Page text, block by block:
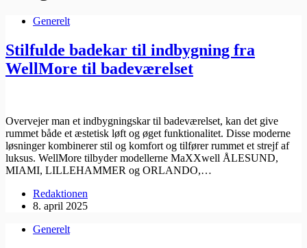
Generelt
Stilfulde badekar til indbygning fra
WellMore til badeværelset
Overvejer man et indbygningskar til badeværelset, kan det give
rummet både et æstetisk løft og øget funktionalitet. Disse moderne
løsninger kombinerer stil og komfort og tilfører rummet et strejf af
luksus. WellMore tilbyder modellerne MaXXwell ÅLESUND,
MIAMI, LILLEHAMMER og ORLANDO,…
Redaktionen
8. april 2025
Generelt